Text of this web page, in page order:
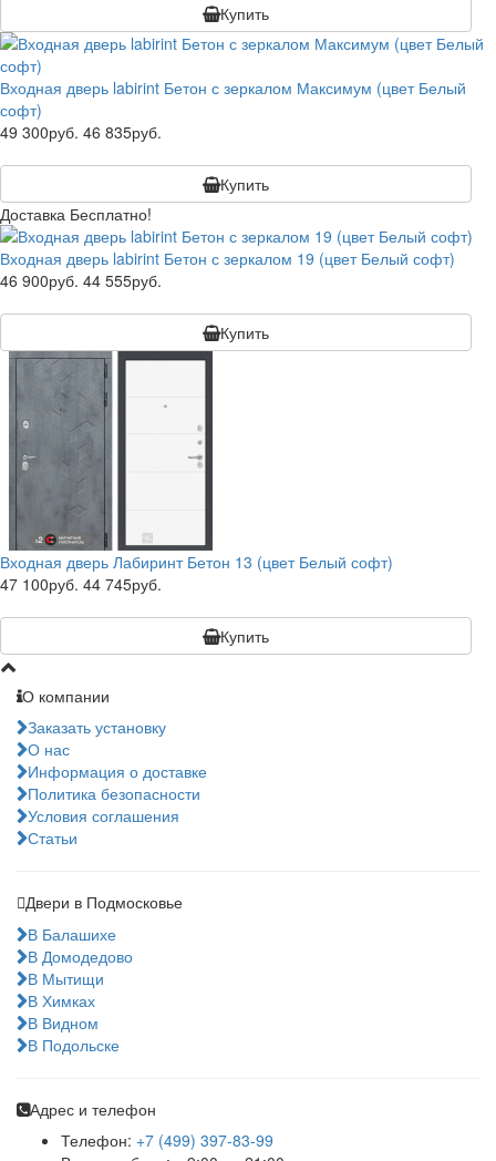
Купить
Входная дверь labirint Бетон с зеркалом Максимум (цвет Белый
софт)
49 300руб. 46 835руб.
Купить
Доставка Бесплатно!
Входная дверь labirint Бетон с зеркалом 19 (цвет Белый софт)
46 900руб. 44 555руб.
Купить
Входная дверь Лабиринт Бетон 13 (цвет Белый софт)
47 100руб. 44 745руб.
Купить
О компании
Заказать установку
О нас
Информация о доставке
Политика безопасности
Условия соглашения
Статьи
Двери в Подмосковье
В Балашихе
В Домодедово
В Мытищи
В Химках
В Видном
В Подольске
Адрес и телефон
Телефон: +7 (499) 397-83-99